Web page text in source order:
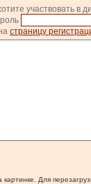
участвовать в
страницу
Для